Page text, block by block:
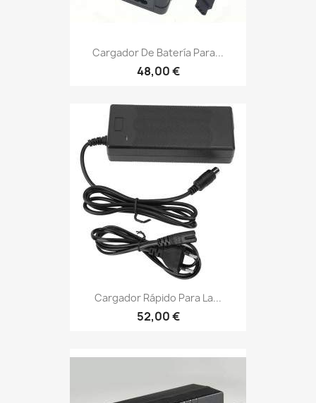
Cargador De Batería Para...
48,00 €
Cargador Rápido Para La...
52,00 €